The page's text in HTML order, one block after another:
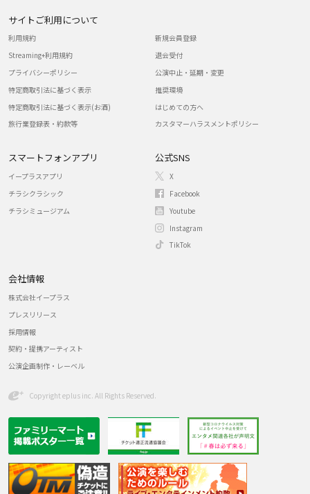
サイトご利用について
利用規約
Streaming+利用規約
プライバシーポリシー
特定商取引法に基づく表示
特定商取引法に基づく表示(お酒)
旅行業登録表・約款等
新規会員登録
退会受付
公演中止・延期・変更
推奨環境
はじめての方へ
カスタマーハラスメントポリシー
スマートフォンアプリ
イープラスアプリ
チラシクラシック
チラシミュージアム
公式SNS
X
Facebook
Youtube
Instagram
TikTok
会社情報
株式会社イープラス
プレスリリース
採用情報
契約・提携アーティスト
公演企画制作・レーベル
Copyright eplus inc. All Rights Reserved.